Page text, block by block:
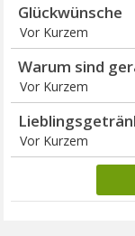
Glückwünsche
Vor Kurzem
Warum sind
Vor Kurzem
Vor Kurzem